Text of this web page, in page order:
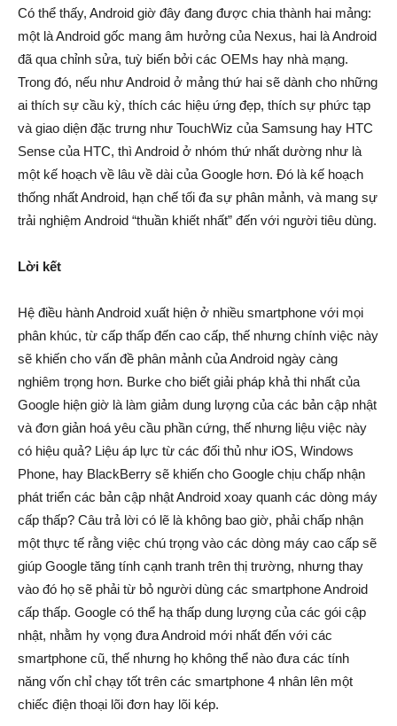
Có thể thấy, Android giờ đây đang được chia thành hai mảng:
một là Android gốc mang âm hưởng của Nexus, hai là Android
đã qua chỉnh sửa, tuỳ biến bởi các OEMs hay nhà mạng.
Trong đó, nếu như Android ở mảng thứ hai sẽ dành cho những
ai thích sự cầu kỳ, thích các hiệu ứng đẹp, thích sự phức tạp
và giao diện đặc trưng như TouchWiz của Samsung hay HTC
Sense của HTC, thì Android ở nhóm thứ nhất dường như là
một kế hoạch về lâu về dài của Google hơn. Đó là kế hoạch
thống nhất Android, hạn chế tối đa sự phân mảnh, và mang sự
trải nghiệm Android “thuần khiết nhất” đến với người tiêu dùng.
Lời kết
Hệ điều hành Android xuất hiện ở nhiều smartphone với mọi
phân khúc, từ cấp thấp đến cao cấp, thế nhưng chính việc này
sẽ khiến cho vấn đề phân mảnh của Android ngày càng
nghiêm trọng hơn. Burke cho biết giải pháp khả thi nhất của
Google hiện giờ là làm giảm dung lượng của các bản cập nhật
và đơn giản hoá yêu cầu phần cứng, thế nhưng liệu việc này
có hiệu quả? Liệu áp lực từ các đối thủ như iOS, Windows
Phone, hay BlackBerry sẽ khiến cho Google chịu chấp nhận
phát triển các bản cập nhật Android xoay quanh các dòng máy
cấp thấp? Câu trả lời có lẽ là không bao giờ, phải chấp nhận
một thực tế rằng việc chú trọng vào các dòng máy cao cấp sẽ
giúp Google tăng tính cạnh tranh trên thị trường, nhưng thay
vào đó họ sẽ phải từ bỏ người dùng các smartphone Android
cấp thấp. Google có thể hạ thấp dung lượng của các gói cập
nhật, nhằm hy vọng đưa Android mới nhất đến với các
smartphone cũ, thế nhưng họ không thể nào đưa các tính
năng vốn chỉ chạy tốt trên các smartphone 4 nhân lên một
chiếc điện thoại lõi đơn hay lõi kép.